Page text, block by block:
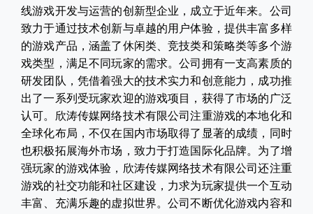
线游戏开发与运营的创新型企业，成立于近年来。公司
致力于通过技术创新与卓越的用户体验，提供丰富多样
的游戏产品，涵盖了休闲类、竞技类和策略类等多个游
戏类型，满足不同玩家的需求。公司拥有一支高素质的
研发团队，凭借着强大的技术实力和创意能力，成功推
出了一系列受玩家欢迎的游戏项目，获得了市场的广泛
认可。欣涛传媒网络技术有限公司注重游戏的本地化和
全球化布局，不仅在国内市场取得了显著的成绩，同时
也积极拓展海外市场，致力于打造国际化品牌。为了增
强玩家的游戏体验，欣涛传媒网络技术有限公司还注重
游戏的社交功能和社区建设，力求为玩家提供一个互动
丰富、充满乐趣的虚拟世界。公司不断优化游戏内容和